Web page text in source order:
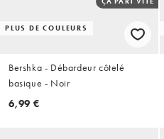
PLUS DE COULEURS
Bershka - Débardeur côtelé
basique - Noir
6,99 €